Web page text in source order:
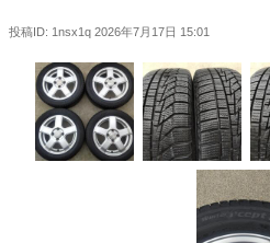
投稿ID: 1nsx1q 2026年7月17日 15:01